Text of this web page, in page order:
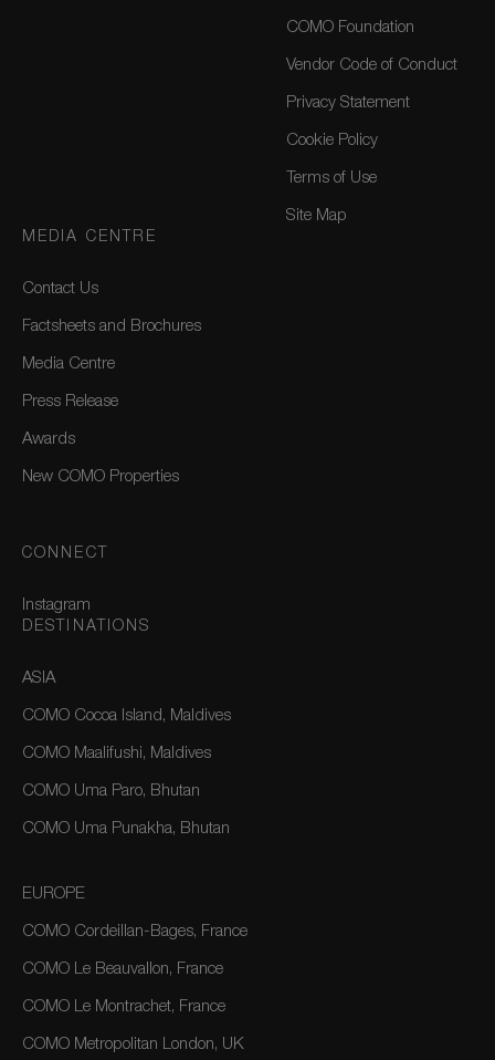
COMO Foundation
Vendor Code of Conduct
Privacy Statement
Cookie Policy
Terms of Use
Site Map
MEDIA CENTRE
Contact Us
Factsheets and Brochures
Media Centre
Press Release
Awards
New COMO Properties
CONNECT
Instagram
DESTINATIONS
ASIA
COMO Cocoa Island, Maldives
COMO Maalifushi, Maldives
COMO Uma Paro, Bhutan
COMO Uma Punakha, Bhutan
EUROPE
COMO Cordeillan-Bages, France
COMO Le Beauvallon, France
COMO Le Montrachet, France
COMO Metropolitan London, UK